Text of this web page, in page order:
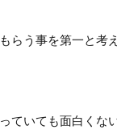
らう事を第一と考
ていても面白くな